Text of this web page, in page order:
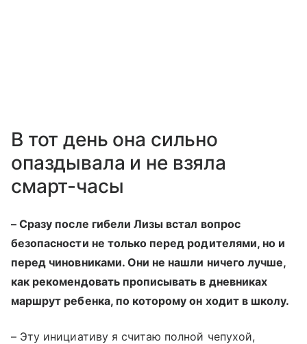
В тот день она сильно
опаздывала и не взяла
смарт-часы
– Сразу после гибели Лизы встал вопрос
безопасности не только перед родителями, но и
перед чиновниками. Они не нашли ничего лучше,
как рекомендовать прописывать в дневниках
маршрут ребенка, по которому он ходит в школу.
– Эту инициативу я считаю полной чепухой,